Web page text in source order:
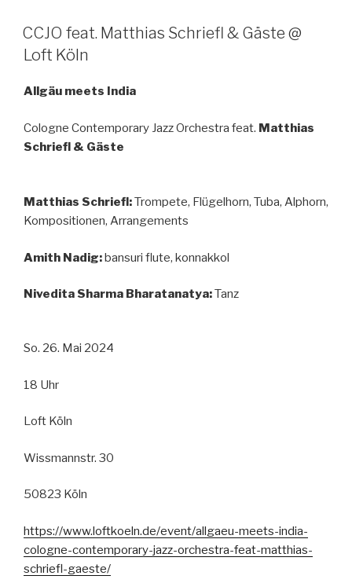
CCJO feat. Matthias Schriefl & Gäste @
Loft Köln
Allgäu meets India
Cologne Contemporary Jazz Orchestra feat. Matthias
Schriefl & Gäste
Matthias Schriefl:Trompete, Flügelhorn, Tuba, Alphorn,
Kompositionen, Arrangements
Amith Nadig:bansuri flute, konnakkol
Nivedita Sharma Bharatanatya:Tanz
So. 26. Mai 2024
18 Uhr
Loft Köln
Wissmannstr. 30
50823 Köln
https://www.loftkoeln.de/event/allgaeu-meets-india-
cologne-contemporary-jazz-orchestra-feat-matthias-
schriefl-gaeste/